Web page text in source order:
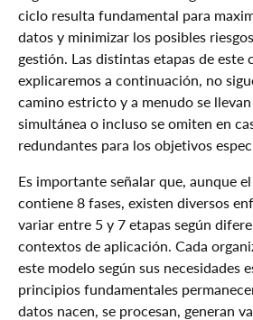
4. Preprocesado
5. Análisis
6. Visualización
7. Interpretación
8. Publicación y Distribución
los Datos
Aplicaciones Prácticas del Ciclo
Datos
Consideraciones Legales y Éticas
Conclusión
ciclo resulta fundamental para
datos y minimizar los posibles
gestión. Las distintas etapas de este
explicaremos a continuación, no
camino estricto y a menudo se
simultánea o incluso se omiten en
redundantes para los objetivos
Es importante señalar que, aunque
contiene 8 fases, existen diversos
variar entre 5 y 7 etapas según
contextos de aplicación. Cada
este modelo según sus necesidades
principios fundamentales
datos nacen, se procesan, generan